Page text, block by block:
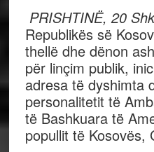
PRISHTINË, 20 S
Republikës së
thellë dhe dënon
për linçim publik,
adresa të dyshimta
personalitetit të
të Bashkuara të
popullit të Kosovës,